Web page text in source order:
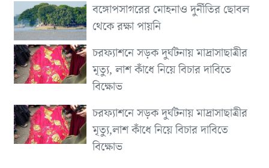
বঙ্গোপসাগরের মোহনাও দুর্নীতির ছোবল
থেকে রক্ষা পায়নি
চরফ্যাশনে সড়ক দুর্ঘটনায় মাদ্রাসাছাত্রীর
মৃত্যু, লাশ কাঁধে নিয়ে বিচার দাবিতে
বিক্ষোভ
চরফ্যাশনে সড়ক দুর্ঘটনায় মাদ্রাসাছাত্রীর
মৃত্যু,লাশ কাঁধে নিয়ে বিচার দাবিতে
বিক্ষোভ